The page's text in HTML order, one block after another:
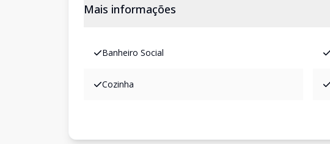
Mais informações
Banheiro Social
Cozinha